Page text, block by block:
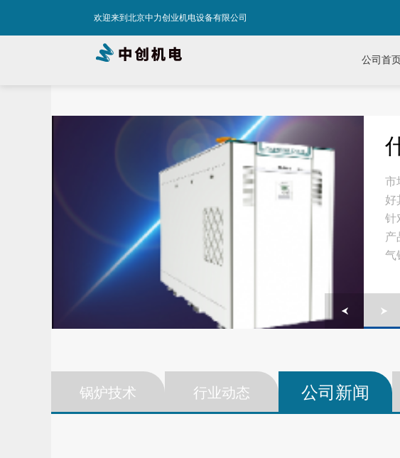
欢迎来到北京中力创业机电设备有限公司
公司首页
市
好
针
产
气
锅炉技术 行业动态 公司新闻